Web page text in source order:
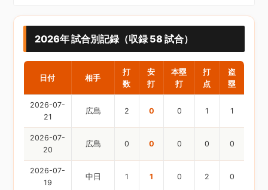
2026年 試合別記録（収録 58 試合）
日付 相手
打
数
安
打
本塁
打
打
点
盗
塁
2026-07-
21
広島 2 0 0 1 1
2026-07-
20
広島 0 0 0 0 0
2026-07-
19
中日 1 1 0 2 0